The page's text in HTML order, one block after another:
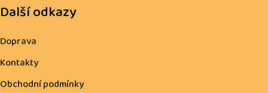
Další odkazy
Doprava
Kontakty
Obchodní podmínky